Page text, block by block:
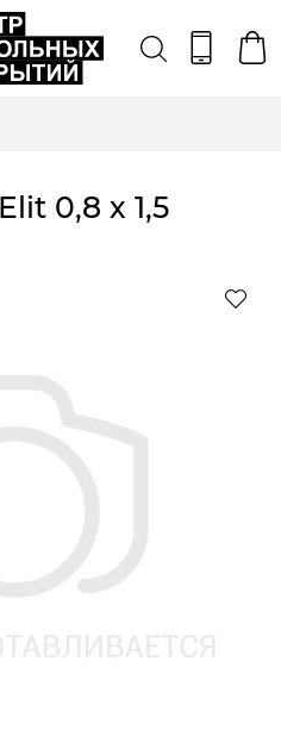
0,8 х 1,5